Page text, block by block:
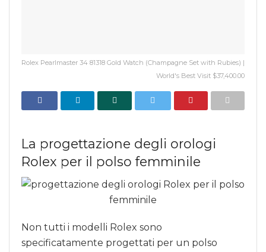
Rolex Pearlmaster 34 81318 Gold Watch (Champagne Set with Rubies) |
World's Best Visit $37,400.00
La progettazione degli orologi
Rolex per il polso femminile
Non tutti i modelli Rolex sono
specificatamente progettati per un polso